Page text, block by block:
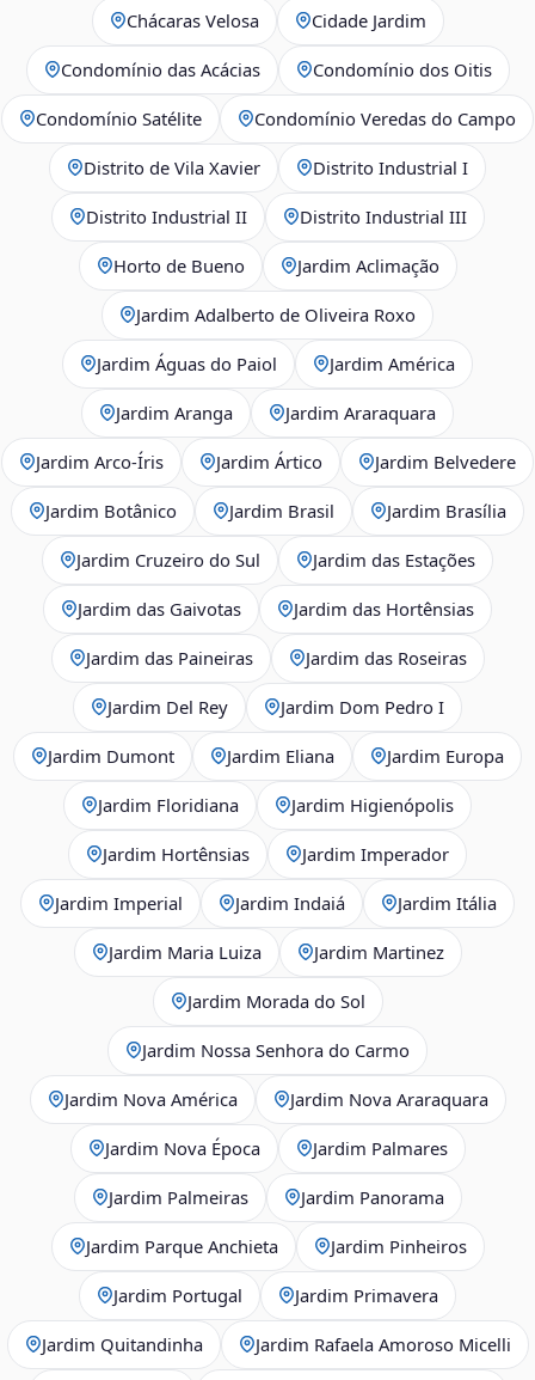
Chácaras Velosa Cidade Jardim
Condomínio das Acácias Condomínio dos Oitis
Condomínio Satélite Condomínio Veredas do Campo
Distrito de Vila Xavier Distrito Industrial I
Distrito Industrial II Distrito Industrial III
Horto de Bueno Jardim Aclimação
Jardim Adalberto de Oliveira Roxo
Jardim Águas do Paiol Jardim América
Jardim Aranga Jardim Araraquara
Jardim Arco‑Íris Jardim Ártico Jardim Belvedere
Jardim Botânico Jardim Brasil Jardim Brasília
Jardim Cruzeiro do Sul Jardim das Estações
Jardim das Gaivotas Jardim das Hortênsias
Jardim das Paineiras Jardim das Roseiras
Jardim Del Rey Jardim Dom Pedro I
Jardim Dumont Jardim Eliana Jardim Europa
Jardim Floridiana Jardim Higienópolis
Jardim Hortênsias Jardim Imperador
Jardim Imperial Jardim Indaiá Jardim Itália
Jardim Maria Luiza Jardim Martinez
Jardim Morada do Sol
Jardim Nossa Senhora do Carmo
Jardim Nova América Jardim Nova Araraquara
Jardim Nova Época Jardim Palmares
Jardim Palmeiras Jardim Panorama
Jardim Parque Anchieta Jardim Pinheiros
Jardim Portugal Jardim Primavera
Jardim Quitandinha Jardim Rafaela Amoroso Micelli